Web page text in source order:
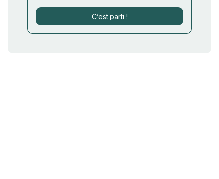
C’est parti !